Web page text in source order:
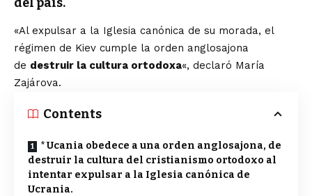
«Al expulsar a la Iglesia canónica de su morada, el
régimen de Kiev cumple la orden anglosajona
de destruir la cultura ortodoxa«, declaró María
Zajárova.
Contents
* Ucania obedece a una orden anglosajona, de
destruir la cultura del cristianismo ortodoxo al
intentar expulsar a la Iglesia canónica de
Ucrania.